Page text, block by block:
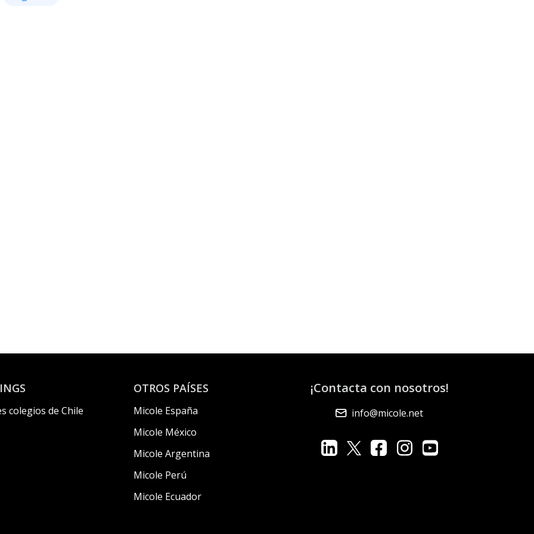
colegios de Chile
OTROS PAÍSES
Micole España
Micole México
Micole Argentina
Micole Perú
Micole Ecuador
¡Contacta con nosotros!
info@micole.net